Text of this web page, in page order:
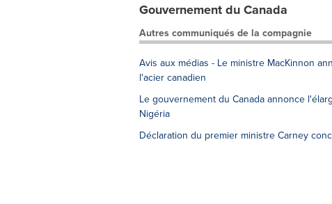
Gouvernement du Canada
Autres communiqués de la compagnie
Avis aux médias - Le ministre MacKinnon
l'acier canadien
Le gouvernement du Canada annonce
Nigéria
Déclaration du premier ministre Carney